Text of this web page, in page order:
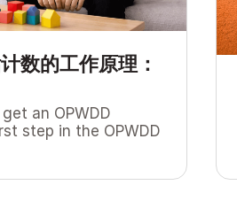
数的工作原理：
an OPWDD
step in the OPWDD